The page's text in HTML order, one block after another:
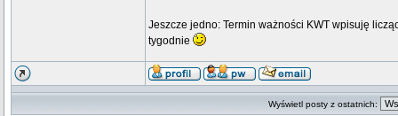
Jeszcze jedno: Termin ważności KWT wpisuję
tygodnie
Wyświetl posty z ostatnich: